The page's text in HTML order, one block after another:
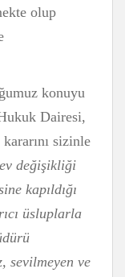
olup
konuyu
Dairesi,
sizinle
değişikliği
kapıldığı
üsluplarla
sevilmeyen ve